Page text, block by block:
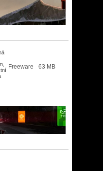
Freeware 63 MB